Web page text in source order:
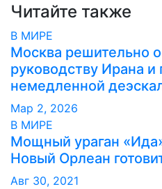
Читайте также
В МИРЕ
Москва решительно
руководству Ирана и
немедленной
Мар 2, 2026
В МИРЕ
Мощный ураган
Новый Орлеан
Авг 30, 2021